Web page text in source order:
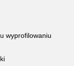
wyprofilowaniu